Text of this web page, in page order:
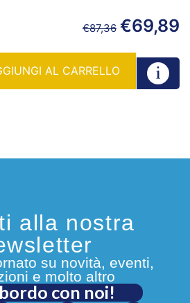
€87,36 €69,89
AL CARRELLO
alla nostra
su novità, eventi,
e molto altro
con noi!